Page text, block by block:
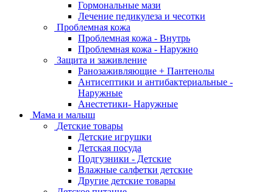
Гормональные мази
Лечение педикулеза и чесотки
Проблемная кожа
Проблемная кожа - Внутрь
Проблемная кожа - Наружно
Защита и заживление
Ранозаживляющие + Пантенолы
Антисептики и антибактериальные -
Наружные
Анестетики- Наружные
Мама и малыш
Детские товары
Детские игрушки
Детская посуда
Подгузники - Детские
Влажные салфетки детские
Другие детские товары